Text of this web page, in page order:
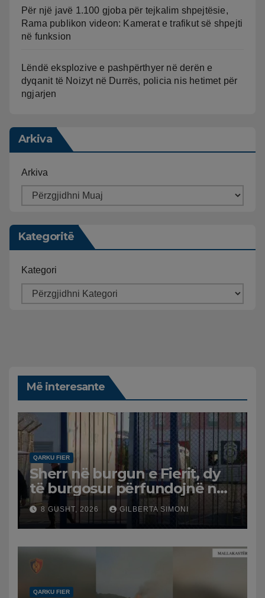
Për një javë 1.100 gjoba për tejkalim shpejtësie,
Rama publikon videon: Kamerat e trafikut së shpejti
në funksion
Lëndë eksplozive e pashpërthyer në derën e
dyqanit të Noizyt në Durrës, policia nis hetimet për
ngjarjen
Arkiva
Arkiva
Kategoritë
Kategori
Më interesante
QARKU FIER
Sherr në burgun e Fierit, dy
të burgosur përfundojnë në
spital
8 GUSHT, 2026 GILBERTA SIMONI
QARKU FIER